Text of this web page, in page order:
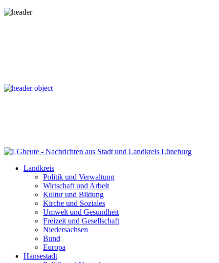
Landkreis
Politik und Verwaltung
Wirtschaft und Arbeit
Kultur und Bildung
Kirche und Soziales
Umwelt und Gesundheit
Freizeit und Gesellschaft
Niedersachsen
Bund
Europa
Hansestadt